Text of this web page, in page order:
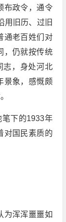
布政令，通令
用旧历、过旧
通老百姓们对
，仍就按传统
志，身处河北
景象，感慨颇
笔下的1933年
对国民素质的
为浑浑噩噩如